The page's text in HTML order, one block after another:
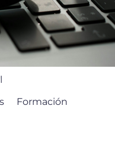
Formación